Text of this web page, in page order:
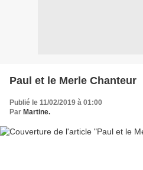
Paul et le Merle Chanteur
Publié le 11/02/2019 à 01:00
Par Martine.